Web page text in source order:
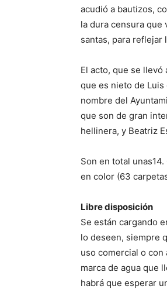
acudió a bautizos,
la dura censura que
santas, para reflejar
El acto, que se llevó
que es nieto de Luis
nombre del
que son de gran
hellinera, y Beatriz
Son en total
en color (63
Libre disposición
Se están cargando
lo deseen, siempre
uso comercial o
marca de agua que
habrá que esperar